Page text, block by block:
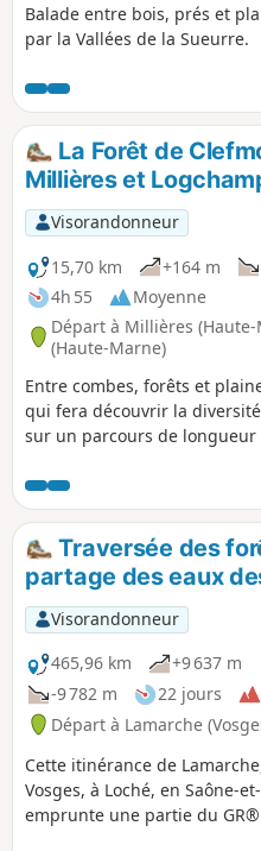
Balade entre bois, prés et
par la Vallées de la Sueurre.
La Forêt de
Millières et
Visorandonneur
15,70 km
+164 m
4h 55
Moyenne
Départ à Millières
(Haute-Marne)
Entre combes, forêts et
qui fera découvrir la
sur un parcours de longueur
Traversée des
partage des eaux
Visorandonneur
465,96 km
+9 637 m
-9 782 m
22 jours
Départ à Lamarche
Cette itinérance de
Vosges, à Loché, en Saône-
emprunte une partie du GR®